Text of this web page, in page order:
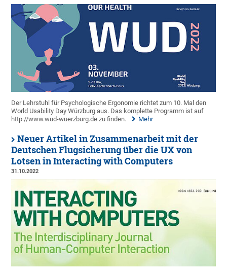
Der Lehrstuhl für Psychologische Ergonomie richtet zum 10. Mal den
World Usability Day Würzburg aus. Das komplette Programm ist auf
http://www.wud-wuerzburg.de zu finden.
Mehr
Neuer Artikel in Zusammenarbeit mit der
Deutschen Flugsicherung über die UX von
Lotsen in Interacting with Computers
31.10.2022